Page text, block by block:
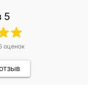
5
оценок